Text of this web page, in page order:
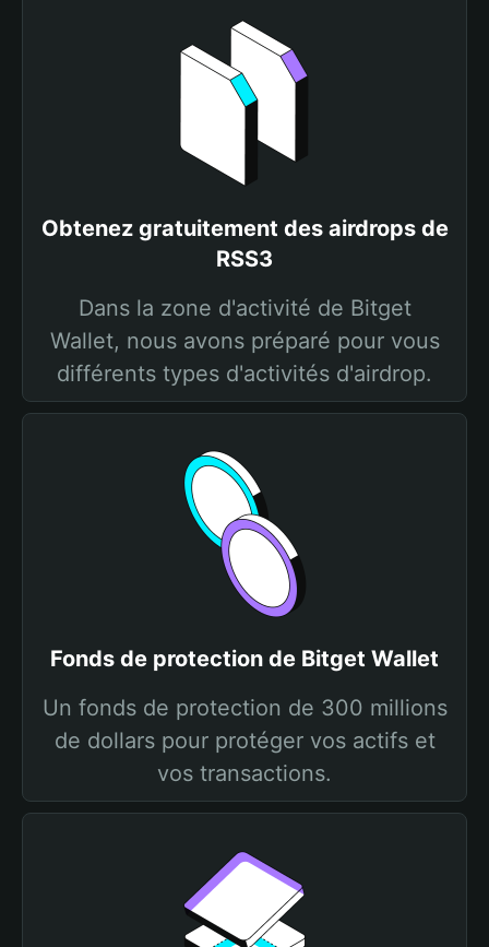
Obtenez gratuitement des airdrops de
RSS3
Dans la zone d'activité de Bitget
Wallet, nous avons préparé pour vous
différents types d'activités d'airdrop.
Fonds de protection de Bitget Wallet
Un fonds de protection de 300 millions
de dollars pour protéger vos actifs et
vos transactions.